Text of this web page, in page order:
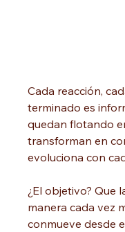
Cada reacción,
terminado es
quedan flotando
transforman en
evoluciona con
¿El objetivo? Que
manera cada vez
conmueve desde